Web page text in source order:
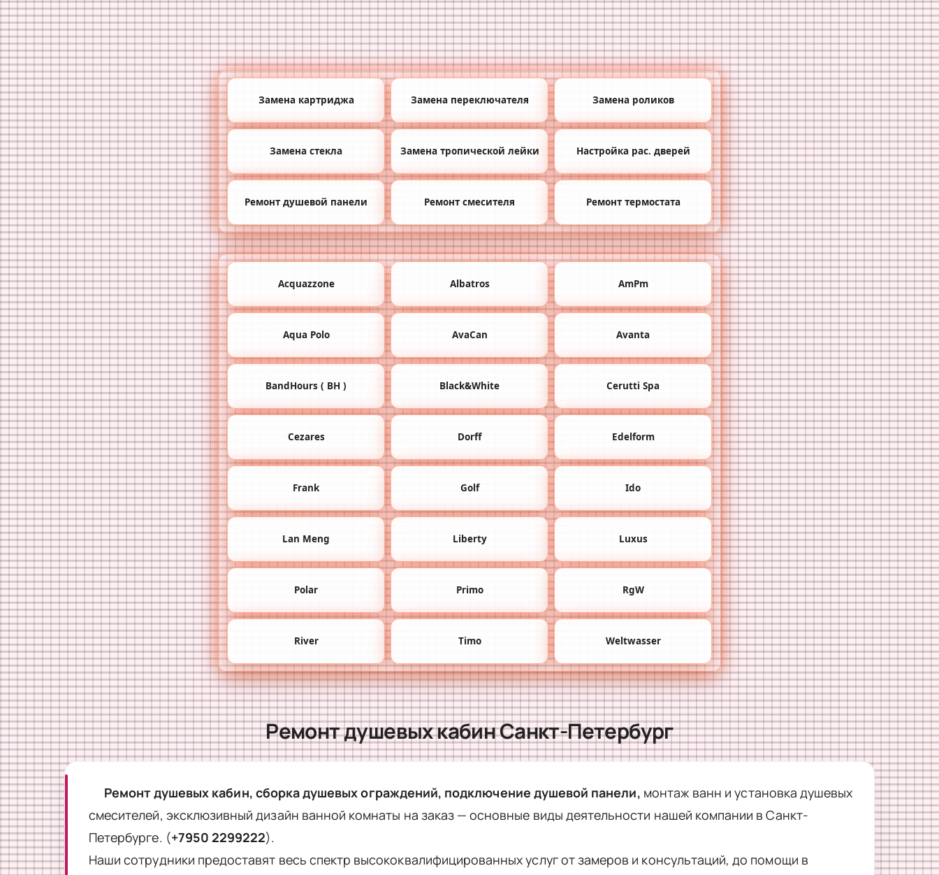
Замена картриджа Замена переключателя Замена роликов
Замена стекла Замена тропической лейки Настройка рас. дверей
Ремонт душевой панели Ремонт смесителя Ремонт термостата
Acquazzone Albatros AmPm
Aqua Polo AvaCan Avanta
BandHours ( BH ) Black&White Cerutti Spa
Cezares Dorff Edelform
Frank Golf Ido
Lan Meng Liberty Luxus
Polar Primo RgW
River Timo Weltwasser
Ремонт душевых кабин Санкт-Петербург
Ремонт душевых кабин, сборка душевых ограждений, подключение душевой панели, монтаж ванн и установка душевых
смесителей, эксклюзивный дизайн ванной комнаты на заказ — основные виды деятельности нашей компании в Санкт-
Петербурге. (+7950 2299222).
Наши сотрудники предоставят весь спектр высококвалифицированных услуг от замеров и консультаций, до помощи в